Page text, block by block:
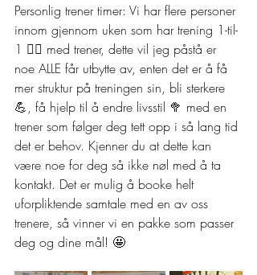
Personlig trener timer: Vi har flere personer
innom gjennom uken som har trening 1-til-
1 👯‍♂️ med trener, dette vil jeg påstå er
noe ALLE får utbytte av, enten det er å få
mer struktur på treningen sin, bli sterkere
💪, få hjelp til å endre livsstil 🥦 med en
trener som følger deg tett opp i så lang tid
det er behov. Kjenner du at dette kan
være noe for deg så ikke nøl med å ta
kontakt. Det er mulig å booke helt
uforpliktende samtale med en av oss
trenere, så vinner vi en pakke som passer
deg og dine mål! 🤩